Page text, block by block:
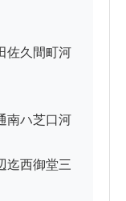
久間町河
ハ芝口河
西御堂三